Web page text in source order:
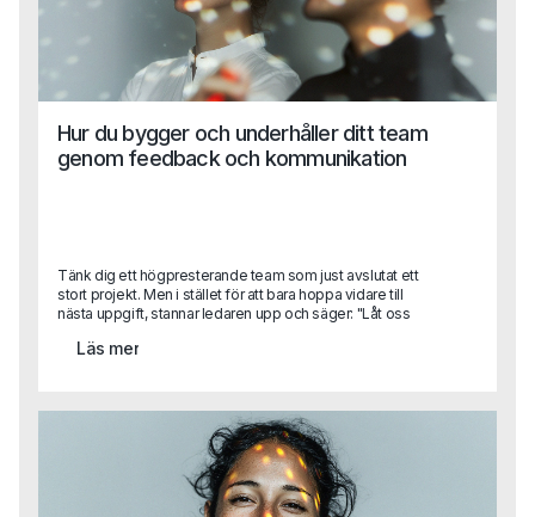
Hur du bygger och underhåller ditt team
genom feedback och kommunikation
Tänk dig ett högpresterande team som just avslutat ett
stort projekt. Men i stället för att bara hoppa vidare till
nästa uppgift, stannar ledaren upp och säger: "Låt oss
Det här feedback samtalet, genomtänkt och konstruktivt,
ges på rätt sätt, blir det inte bara en möjlighet att korrigera
utan också att förstärka och utveckla det som fungerar.
Läs mer